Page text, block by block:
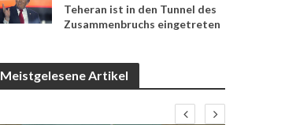
Teheran ist in den Tunnel des
Zusammenbruchs eingetreten
Meistgelesene Artikel